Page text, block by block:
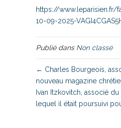
https://www.leparisien.fr/
10-09-2025-
Publié dans Non classé
← Charles Bourgeois,
nouveau magazine
Ivan Itzkovitch, associé
lequel il était poursuivi